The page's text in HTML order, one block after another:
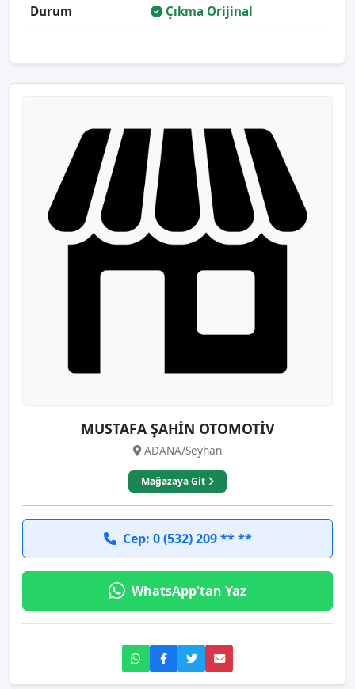
Durum Çıkma Orijinal
MUSTAFA ŞAHİN OTOMOTİV
ADANA/Seyhan
Mağazaya Git
Cep: 0 (532) 209 ** **
WhatsApp'tan Yaz